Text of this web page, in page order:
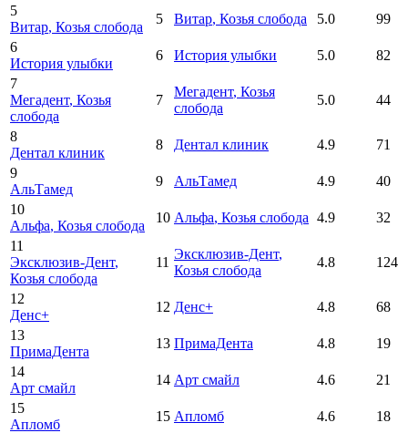
5
Витар, Козья слобода
5 Витар, Козья слобода 5.0
99
6
История улыбки
6 История улыбки 5.0
82
7
Мегадент, Козья
слобода
7
Мегадент, Козья
слобода
5.0 44
8
Дентал клиник
8 Дентал клиник 4.9
71
9
АльТамед
9 АльТамед 4.9
40
10
Альфа, Козья слобода
10 Альфа, Козья слобода 4.9
32
11
Эксклюзив-Дент,
Козья слобода
11
Эксклюзив-Дент,
Козья слобода
4.8 124
12
Денс+
12 Денс+ 4.8
68
13
ПримаДента
13 ПримаДента 4.8
19
14
Арт смайл
14 Арт смайл 4.6
21
15
Апломб
15 Апломб 4.6
18